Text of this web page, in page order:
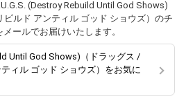
(Destroy Rebuild Until God Shows)
ビルド アンティル ゴッド ショウズ）のチ
ールでお届けいたします。
Until God Shows)（ドラッグス /
ィル ゴッド ショウズ）をお気に